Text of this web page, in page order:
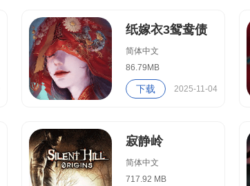
纸嫁衣3鸳鸯债
简体中文
86.79MB
下载 2025-11-04
寂静岭
简体中文
717.92 MB